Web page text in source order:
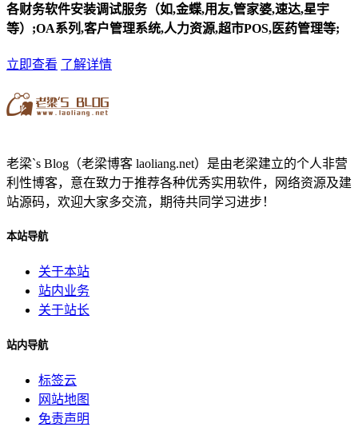
各财务软件安装调试服务（如,金蝶,用友,管家婆,速达,星宇
等）;OA系列,客户管理系统,人力资源,超市POS,医药管理等;
立即查看 了解详情
老梁`s Blog（老梁博客 laoliang.net）是由老梁建立的个人非营
利性博客，意在致力于推荐各种优秀实用软件，网络资源及建
站源码，欢迎大家多交流，期待共同学习进步！
本站导航
关于本站
站内业务
关于站长
站内导航
标签云
网站地图
免责声明